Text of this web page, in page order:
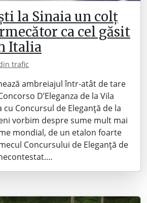
la Sinaia un colț
ca cel găsit
Italia
trafic
ambreiajul într-atât de tare
D’Eleganza de la Vila
cu Concursul de Eleganță de la
vorbim despre sume mult mai
mondial, de un etalon foarte
Concursului de Eleganță de